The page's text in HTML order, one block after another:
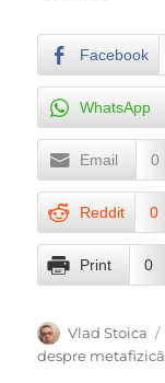
Facebook
WhatsApp
Email 0
Reddit 0
Print 0
Author
Vlad Stoica
despre metafizică